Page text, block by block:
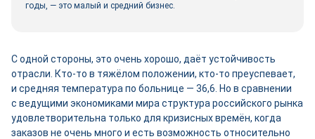
годы, — это малый и средний бизнес.
С одной стороны, это очень хорошо, даёт устойчивость
отрасли. Кто‑то в тяжёлом положении, кто‑то преуспевает,
и средняя температура по больнице — 36,6. Но в сравнении
с ведущими экономиками мира структура российского рынка
удовлетворительна только для кризисных времён, когда
заказов не очень много и есть возможность относительно